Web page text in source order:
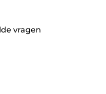
vragen